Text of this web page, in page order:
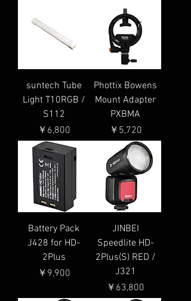
suntech Tube
Light T10RGB /
S112
価格
￥6,800
Phottix Bowens
Mount Adapter
PXBMA
価格
￥5,720
Battery Pack
J428 for HD-
2Plus
価格
￥9,900
JINBEI
Speedlite HD-
2Plus(S) RED /
J321
価格
￥63,800